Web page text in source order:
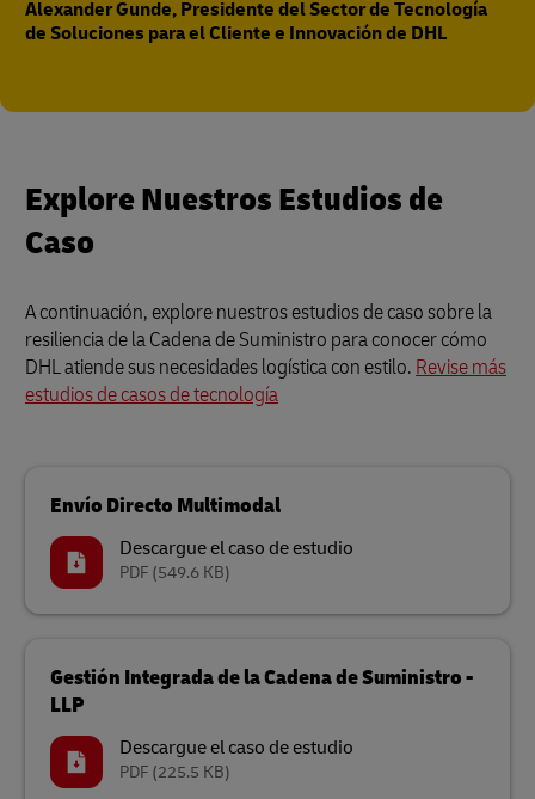
Alexander Gunde, Presidente del Sector de Tecnología
de Soluciones para el Cliente e Innovación de DHL
Explore Nuestros Estudios de
Caso
A continuación, explore nuestros estudios de caso sobre la
resiliencia de la Cadena de Suministro para conocer cómo
DHL atiende sus necesidades logística con estilo. Revise más
estudios de casos de tecnología
Envío Directo Multimodal
Descargue el caso de estudio
PDF (549.6 KB)
Gestión Integrada de la Cadena de Suministro -
LLP
Descargue el caso de estudio
PDF (225.5 KB)